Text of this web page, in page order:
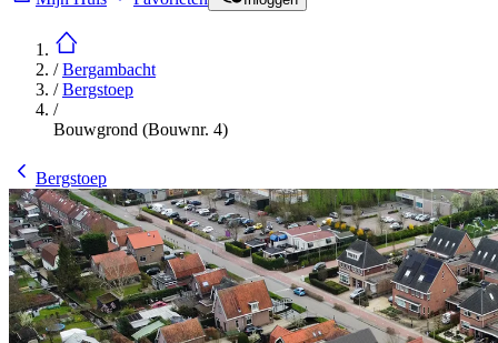
/Bergambacht
/Bergstoep
/
Bouwgrond (Bouwnr. 4)
Bergstoep